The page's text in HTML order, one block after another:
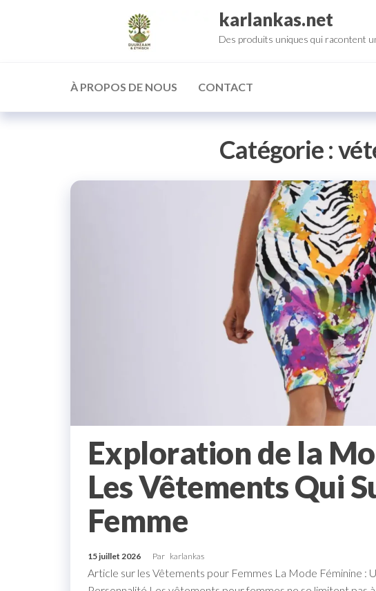
karlankas.net
Des produits uniques qui racontent
À PROPOS DE NOUS CONTACT
Catégorie :
Exploration de la
Les Vêtements Qui
Femme
15 juillet 2026 Par karlankas
Article sur les Vêtements pour Femmes La Mode Féminine :